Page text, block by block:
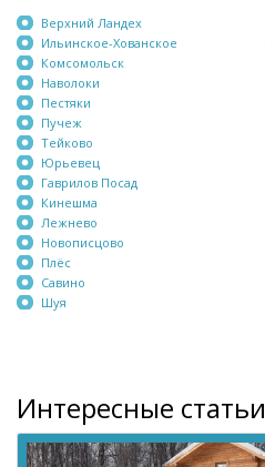
Верхний Ландех
Ильинское-Хованское
Комсомольск
Наволоки
Пестяки
Пучеж
Тейково
Юрьевец
Гаврилов Посад
Кинешма
Лежнево
Новописцово
Плёс
Савино
Шуя
Интересные статьи